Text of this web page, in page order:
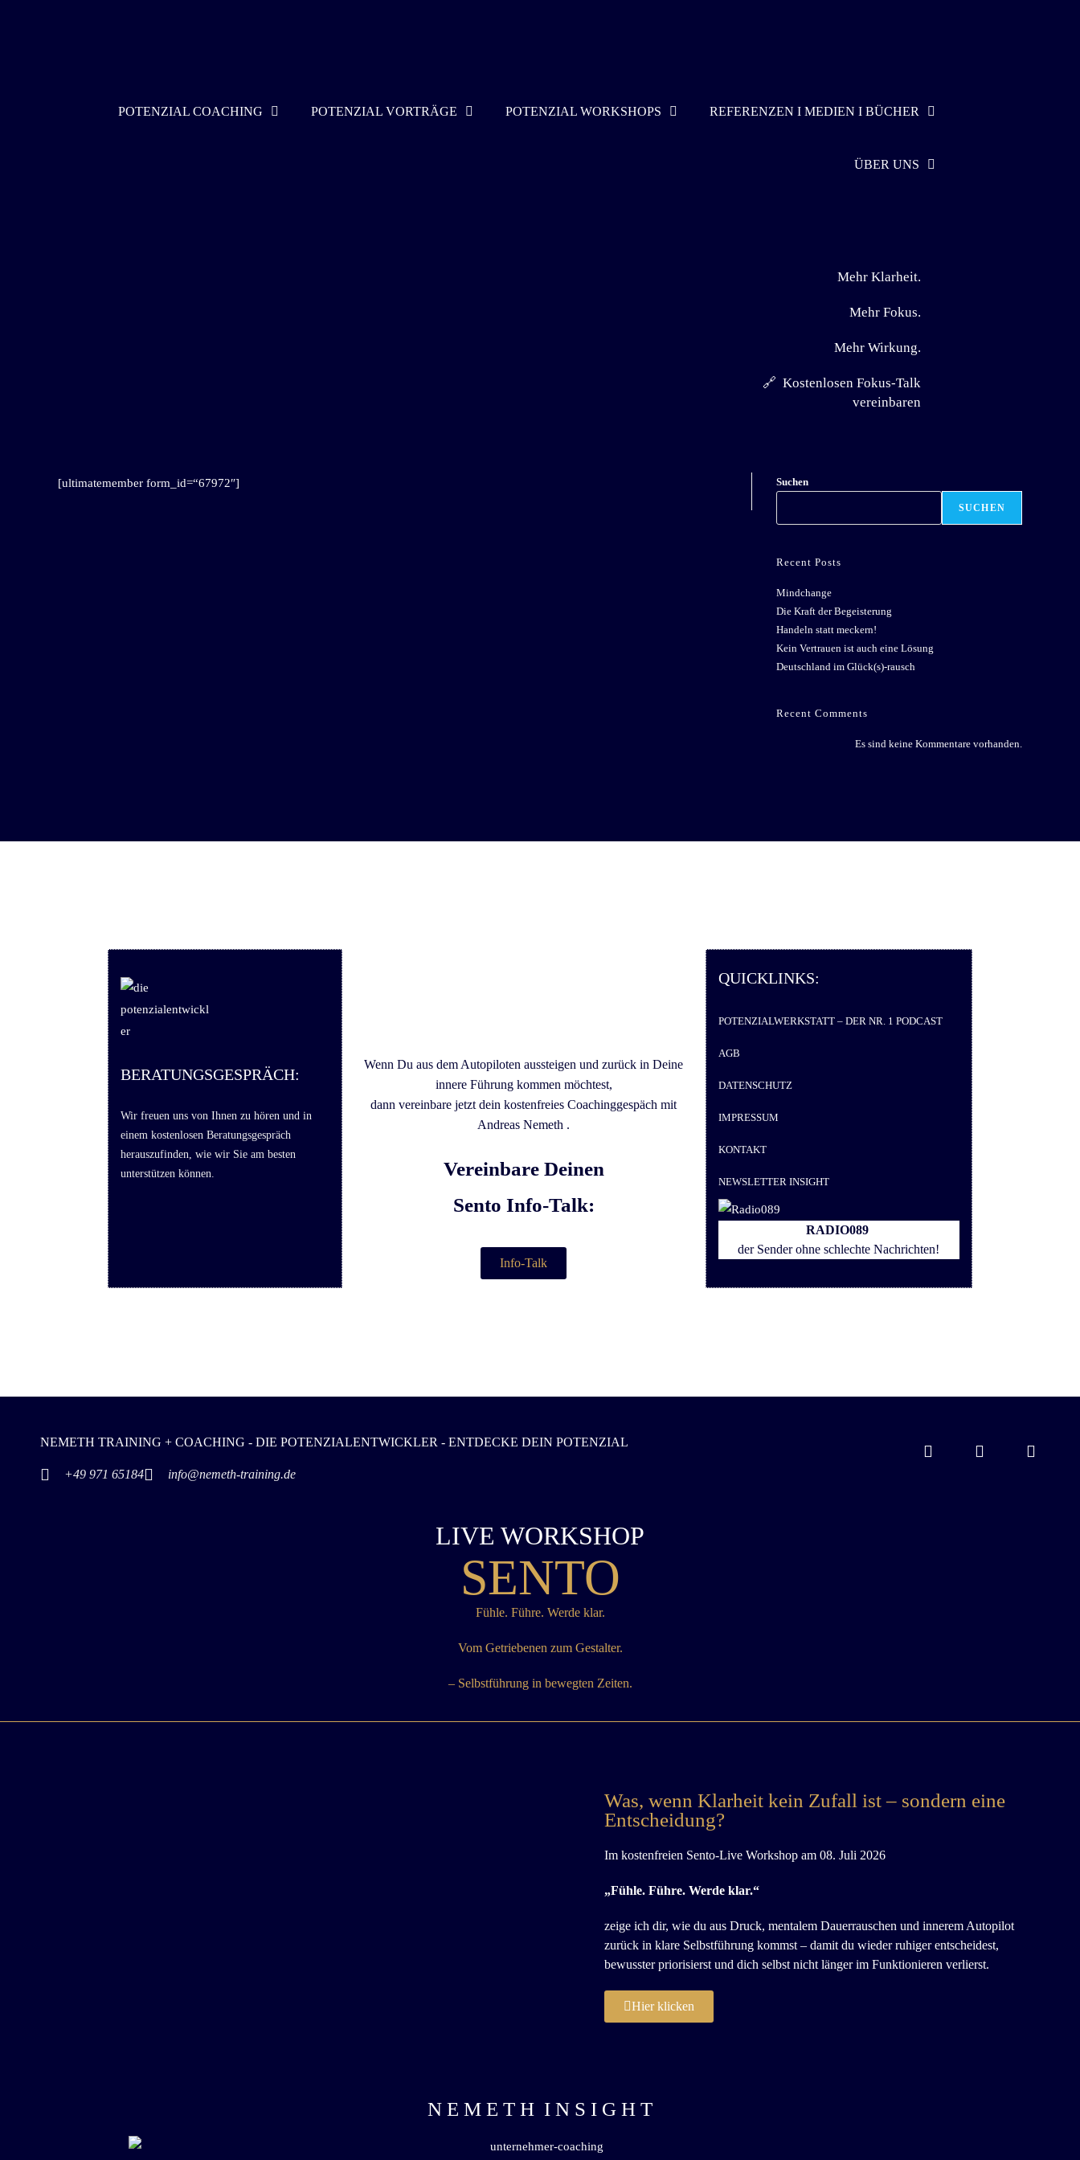
POTENZIAL COACHING POTENZIAL VORTRÄGE POTENZIAL WORKSHOPS REFERENZEN I MEDIEN I BÜCHER
ÜBER UNS
Mehr Klarheit.
Mehr Fokus.
Mehr Wirkung.
🔗 Kostenlosen Fokus-Talk
vereinbaren
[ultimatemember form_id=“67972″] Suchen
SUCHEN
Recent Posts
Mindchange
Die Kraft der Begeisterung
Handeln statt meckern!
Kein Vertrauen ist auch eine Lösung
Deutschland im Glück(s)-rausch
Recent Comments
Es sind keine Kommentare vorhanden.
BERATUNGSGESPRÄCH:
Wir freuen uns von Ihnen zu hören und in
einem kostenlosen Beratungsgespräch
herauszufinden, wie wir Sie am besten
unterstützen können.
Wenn Du aus dem Autopiloten aussteigen und zurück in Deine
innere Führung kommen möchtest,
dann vereinbare jetzt dein kostenfreies Coachinggespäch mit
Andreas Nemeth .
Vereinbare Deinen
Sento Info-Talk:
Info-Talk
QUICKLINKS:
POTENZIALWERKSTATT – DER NR. 1 PODCAST
AGB
DATENSCHUTZ
IMPRESSUM
KONTAKT
NEWSLETTER INSIGHT
RADIO089
der Sender ohne schlechte Nachrichten!
NEMETH TRAINING + COACHING - DIE POTENZIALENTWICKLER - ENTDECKE DEIN POTENZIAL
+49 971 65184 info@nemeth-training.de
LIVE WORKSHOP
SENTO
Fühle. Führe. Werde klar.
Vom Getriebenen zum Gestalter.
– Selbstführung in bewegten Zeiten.
Was, wenn Klarheit kein Zufall ist – sondern eine
Entscheidung?
Im kostenfreien Sento-Live Workshop am 08. Juli 2026
„Fühle. Führe. Werde klar.“
zeige ich dir, wie du aus Druck, mentalem Dauerrauschen und innerem Autopilot
zurück in klare Selbstführung kommst – damit du wieder ruhiger entscheidest,
bewusster priorisierst und dich selbst nicht länger im Funktionieren verlierst.
Hier klicken
N E M E T H I N S I G H T